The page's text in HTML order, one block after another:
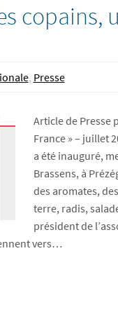
copains,
, Presse
Article de Presse
France » – juillet
a été inauguré,
Brassens, à
des aromates,
terre, radis,
président de
vers…